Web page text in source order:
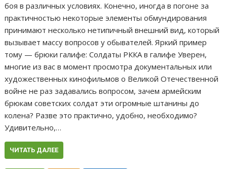
боя в различных условиях. Конечно, иногда в погоне за
практичностью некоторые элементы обмундирования
принимают несколько нетипичный внешний вид, который
вызывает массу вопросов у обывателей. Яркий пример
тому — брюки галифе: Солдаты РККА в галифе Уверен,
многие из вас в момент просмотра документальных или
художественных кинофильмов о Великой Отечественной
войне не раз задавались вопросом, зачем армейским
брюкам советских солдат эти огромные штанины до
колена? Разве это практично, удобно, необходимо?
Удивительно,…
ЧИТАТЬ ДАЛЕЕ